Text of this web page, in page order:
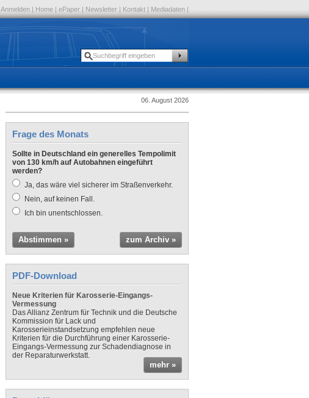
Anmelden | Home | ePaper | Newsletter | Kontakt | Mediadaten |
06. August 2026
Frage des Monats
Sollte in Deutschland ein generelles Tempolimit
von 130 km/h auf Autobahnen eingeführt
werden?
Ja, das wäre viel sicherer im Straßenverkehr.
Nein, auf keinen Fall.
Ich bin unentschlossen.
Abstimmen » zum Archiv »
PDF-Download
Neue Kriterien für Karosserie-Eingangs-
Vermessung
Das Allianz Zentrum für Technik und die Deutsche
Kommission für Lack und
Karosserieinstandsetzung empfehlen neue
Kriterien für die Durchführung einer Karosserie-
Eingangs-Vermessung zur Schadendiagnose in
der Reparaturwerkstatt.
mehr »